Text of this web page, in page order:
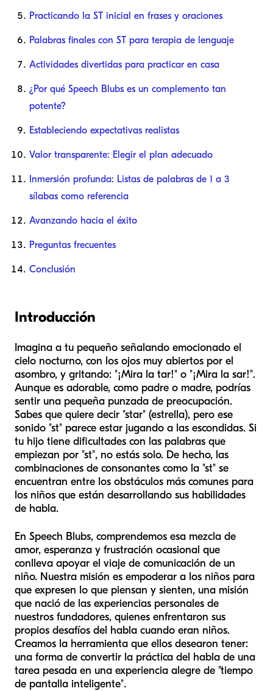
Practicando la ST inicial en frases y oraciones
Palabras finales con ST para terapia de lenguaje
Actividades divertidas para practicar en casa
¿Por qué Speech Blubs es un complemento tan
potente?
Estableciendo expectativas realistas
Valor transparente: Elegir el plan adecuado
Inmersión profunda: Listas de palabras de 1 a 3
sílabas como referencia
Avanzando hacia el éxito
Preguntas frecuentes
Conclusión
Introducción
Imagina a tu pequeño señalando emocionado el
cielo nocturno, con los ojos muy abiertos por el
asombro, y gritando: "¡Mira la tar!" o "¡Mira la sar!".
Aunque es adorable, como padre o madre, podrías
sentir una pequeña punzada de preocupación.
Sabes que quiere decir "star" (estrella), pero ese
sonido "st" parece estar jugando a las escondidas. Si
tu hijo tiene dificultades con las palabras que
empiezan por "st", no estás solo. De hecho, las
combinaciones de consonantes como la "st" se
encuentran entre los obstáculos más comunes para
los niños que están desarrollando sus habilidades
de habla.
En Speech Blubs, comprendemos esa mezcla de
amor, esperanza y frustración ocasional que
conlleva apoyar el viaje de comunicación de un
niño. Nuestra misión es empoderar a los niños para
que expresen lo que piensan y sienten, una misión
que nació de las experiencias personales de
nuestros fundadores, quienes enfrentaron sus
propios desafíos del habla cuando eran niños.
Creamos la herramienta que ellos desearon tener:
una forma de convertir la práctica del habla de una
tarea pesada en una experiencia alegre de "tiempo
de pantalla inteligente".